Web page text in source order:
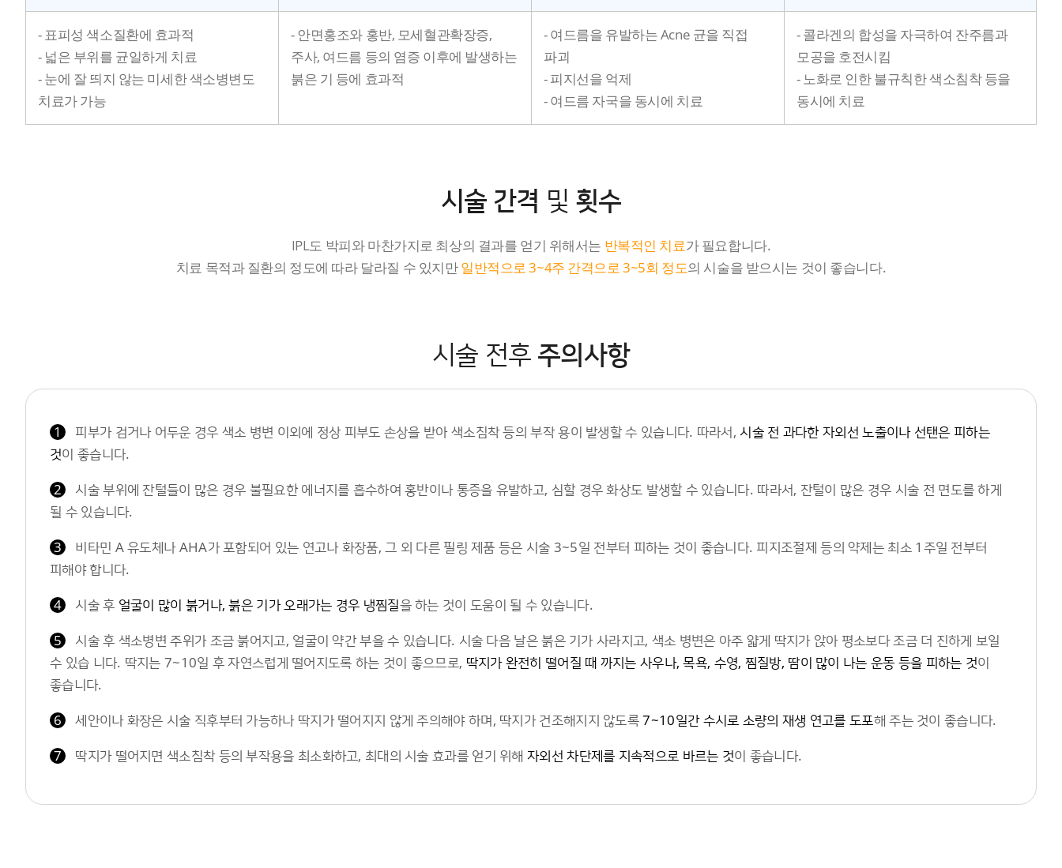
- 표피성 색소질환에 효과적
- 넓은 부위를 균일하게 치료
- 눈에 잘 띄지 않는 미세한 색소병변도
치료가 가능
- 안면홍조와 홍반, 모세혈관확장증,
주사, 여드름 등의 염증 이후에 발생하는
붉은 기 등에 효과적
- 여드름을 유발하는 Acne 균을 직접
파괴
- 피지선을 억제
- 여드름 자국을 동시에 치료
- 콜라겐의 합성을 자극하여 잔주름과
모공을 호전시킴
- 노화로 인한 불규칙한 색소침착 등을
동시에 치료
시술 간격 및 횟수
IPL도 박피와 마찬가지로 최상의 결과를 얻기 위해서는 반복적인 치료가 필요합니다.
치료 목적과 질환의 정도에 따라 달라질 수 있지만일반적으로 3~4주 간격으로 3~5회 정도의 시술을 받으시는 것이 좋습니다.
시술 전후 주의사항
1 피부가 검거나 어두운 경우 색소 병변 이외에 정상 피부도 손상을 받아 색소침착 등의 부작 용이 발생할 수 있습니다. 따라서, 시술 전 과다한 자외선 노출이나 선탠은 피하는
것이 좋습니다.
2
시술 부위에 잔털들이 많은 경우 불필요한 에너지를 흡수하여 홍반이나 통증을 유발하고, 심할 경우 화상도 발생할 수 있습니다. 따라서, 잔털이 많은 경우 시술 전 면도를 하게
될 수 있습니다.
3
비타민 A 유도체나 AHA가 포함되어 있는 연고나 화장품, 그 외 다른 필링 제품 등은 시술 3~5일 전부터 피하는 것이 좋습니다. 피지조절제 등의 약제는 최소 1주일 전부터
피해야 합니다.
4
시술 후 얼굴이 많이 붉거나, 붉은 기가 오래가는 경우 냉찜질을 하는 것이 도움이 될 수 있습니다.
5
시술 후 색소병변 주위가 조금 붉어지고, 얼굴이 약간 부을 수 있습니다. 시술 다음 날은 붉은 기가 사라지고, 색소 병변은 아주 얇게 딱지가 앉아 평소보다 조금 더 진하게 보일
수 있습 니다. 딱지는 7~10일 후 자연스럽게 떨어지도록 하는 것이 좋으므로, 딱지가 완전히 떨어질 때 까지는 사우나, 목욕, 수영, 찜질방, 땀이 많이 나는 운동 등을 피하는 것이
좋습니다.
6
세안이나 화장은 시술 직후부터 가능하나 딱지가 떨어지지 않게 주의해야 하며, 딱지가 건조해지지 않도록7~10일간 수시로 소량의 재생 연고를 도포해 주는 것이 좋습니다.
7
딱지가 떨어지면 색소침착 등의 부작용을 최소화하고, 최대의 시술 효과를 얻기 위해자외선 차단제를 지속적으로 바르는 것이 좋습니다.